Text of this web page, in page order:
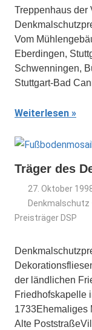
Treppenhaus der
Vom
Eberdingen,
Schwenningen,
Stuttgart-Bad
Weiterlesen
Träger des
27. Oktober
Denkmalschutz
Preisträger DSP
der ländlichen
Friedhofskapelle
1733Ehemaliges
Alte